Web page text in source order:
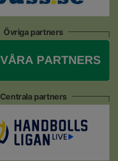
Övriga partners
Centrala partners